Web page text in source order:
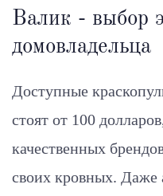
Валик - выбор
домовладельца
Доступные
стоят от 100
качественных
своих кровных. Даже